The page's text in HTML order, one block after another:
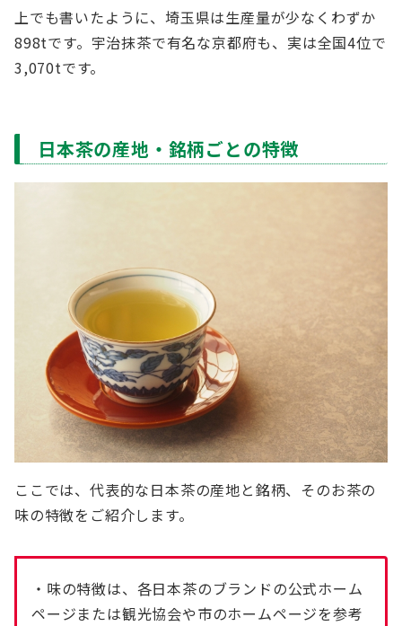
上でも書いたように、埼玉県は生産量が少なくわずか
898tです。宇治抹茶で有名な京都府も、実は全国4位で
3,070tです。
日本茶の産地・銘柄ごとの特徴
ここでは、代表的な日本茶の産地と銘柄、そのお茶の
味の特徴をご紹介します。
・味の特徴は、各日本茶のブランドの公式ホーム
ページまたは観光協会や市のホームページを参考